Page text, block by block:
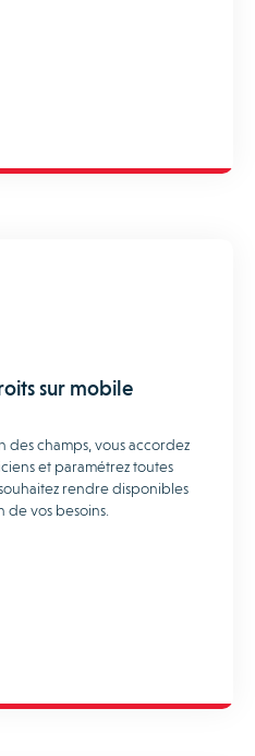
sur mobile
des champs, vous accordez
et paramétrez toutes
rendre disponibles
de vos besoins.